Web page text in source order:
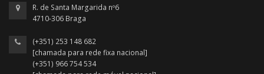
R. de Santa Margarida nº6
4710-306 Braga
(+351) 253 148 682
[chamada para rede fixa nacional]
(+351) 966 754 534